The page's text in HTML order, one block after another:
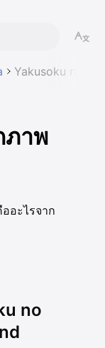
Yakusoku no
ภาพ
อะไรจาก
no